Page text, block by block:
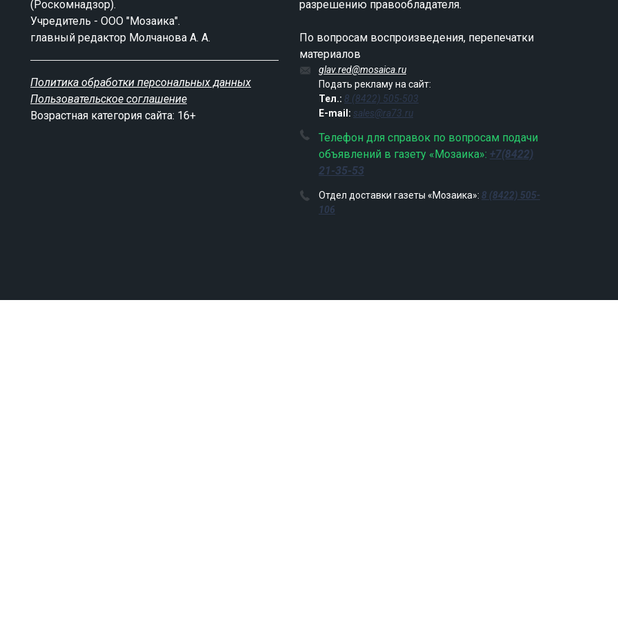
(Роскомнадзор).
Учредитель - ООО "Мозаика".
главный редактор Молчанова А. А.
Политика обработки персональных данных
Пользовательское соглашение
Возрастная категория сайта: 16+
разрешению правообладателя.
По вопросам воспроизведения, перепечатки
материалов
glav.red@mosaica.ru
Подать рекламу на сайт:
Тел.: 8 (8422) 505-503
E-mail: sales@ra73.ru
Телефон для справок по вопросам подачи
объявлений в газету «Мозаика»: +7(8422)
21-35-53
Отдел доставки газеты «Мозаика»: 8 (8422) 505-
106